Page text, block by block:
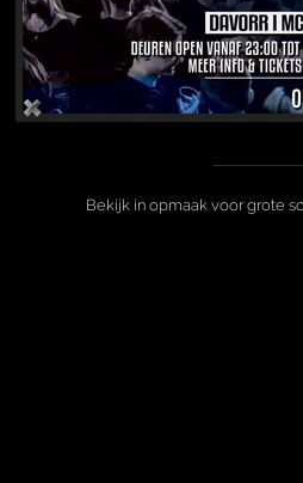
Bekijk in opmaak voor grote